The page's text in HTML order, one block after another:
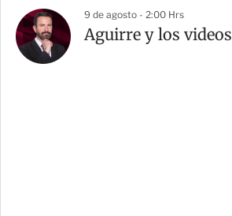
9 de agosto - 2:00 Hrs
Aguirre y los videos